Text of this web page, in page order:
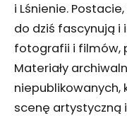
i Lśnienie.
do dziś fascynują i
fotografii i filmów,
Materiały
niepublikowanych,
scenę artystyczną